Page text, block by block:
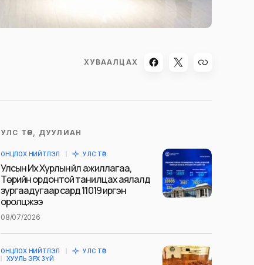
ХУВААЛЦАХ
УЛС ТӨР, ДУУЛИАН
ОНЦЛОХ НИЙТЛЭЛ УЛС ТӨР
Улсын Их Хурлын үйл ажиллагаа,
Төрийн ордонтой танилцах аялалд
зургаадугаар сард 11019 иргэн
оролцжээ
08/07/2026
ОНЦЛОХ НИЙТЛЭЛ
УЛС ТӨР
ХУУЛЬ ЭРХ ЗҮЙ